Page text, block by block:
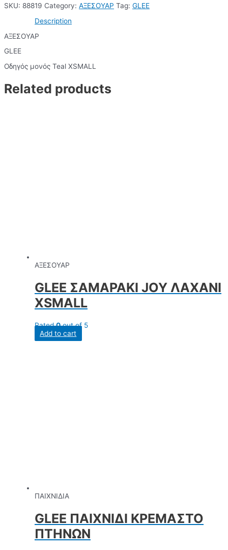
SKU: 88819 Category: ΑΞΕΣΟΥΑΡ Tag: GLEE
Description
ΑΞΕΣΟΥΑΡ
GLEE
Οδηγός μονός Teal XSMALL
Related products
ΑΞΕΣΟΥΑΡ
GLEE ΣΑΜΑΡΑΚΙ JOY ΛΑΧΑΝΙ
XSMALL
Rated0out of 5
Add to cart
ΠΑΙΧΝΙΔΙΑ
GLEE ΠΑΙΧΝΙΔΙ ΚΡΕΜΑΣΤΟ
ΠΤΗΝΩΝ